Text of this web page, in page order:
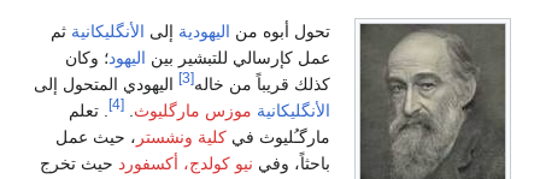
تحول أبوه من اليهودية إلى الأنگليكانية ثم
عمل كإرسالي للتبشير بين اليهود؛ وكان
كذلك قريباً من خاله[3]
اليهودي المتحول إلى
الأنگليكانية موزس مارگليوث.
[4]
. تعلم
مارگـُليوث في كلية ونشستر ، حيث عمل
باحثاً، وفي نيو كولدج، أكسفوردحيث تخرج